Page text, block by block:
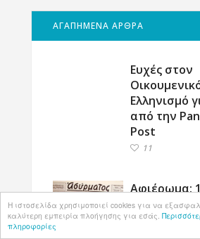
Η ιστοσελίδα χρησιμοποιεί cookies για να
καλύτερη εμπειρία πλοήγησης για εσάς.
πληροφορίες
ΑΓΑΠΗΜΕΝΑ ΑΡΘΡΑ
Ευχές στον
Ελληνισμό
από την
Post
11
Αφιέρωμα:
Αυγούστου,
βυθίζουν
το